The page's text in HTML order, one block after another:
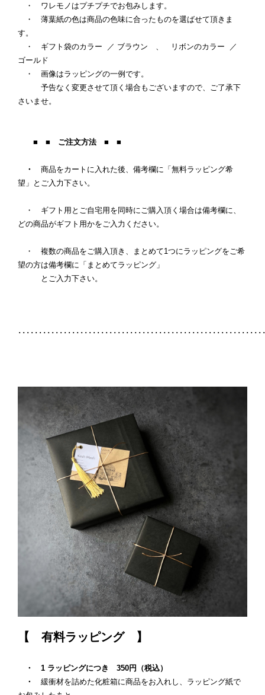
・ ワレモノはプチプチでお包みします。
・ 薄葉紙の色は商品の色味に合ったものを選ばせて頂きま
す。
・ ギフト袋のカラー ／ ブラウン 、 リボンのカラー ／
ゴールド
・ 画像はラッピングの一例です。
予告なく変更させて頂く場合もございますので、ご了承下
さいませ。
■ ■ ご注文方法 ■ ■
・ 商品をカートに入れた後、備考欄に「無料ラッピング希
望」とご入力下さい。
・ ギフト用とご自宅用を同時にご購入頂く場合は備考欄に、
どの商品がギフト用かをご入力ください。
・ 複数の商品をご購入頂き、まとめて1つにラッピングをご希
望の方は備考欄に「まとめてラッピング」
とご入力下さい。
･･････････････････････････････････････････････････････････
【 有料ラッピング 】
・ 1 ラッピングにつき 350円（税込）
・ 緩衝材を詰めた化粧箱に商品をお入れし、ラッピング紙で